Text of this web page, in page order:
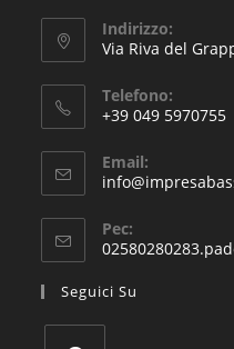
Indirizzo:
Via Riva del
Telefono:
+39 049 5970755
Email:
Pec:
Seguici Su